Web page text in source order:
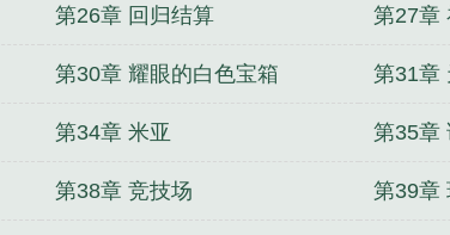
第26章 回归结算 第27章
第30章 耀眼的白色宝箱 第31章
第34章 米亚 第35章
第38章 竞技场 第39章